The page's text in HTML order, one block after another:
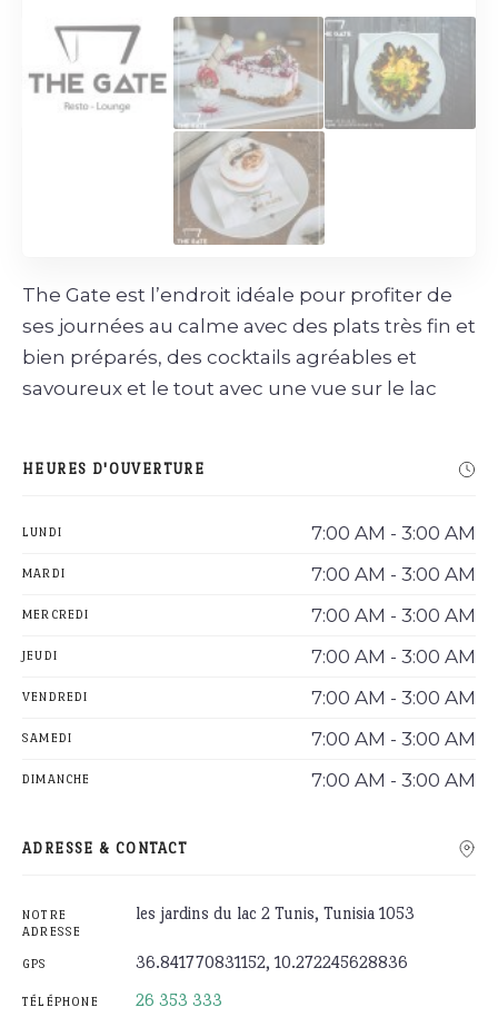
The Gate est l’endroit idéale pour profiter de
ses journées au calme avec des plats très fin et
bien préparés, des cocktails agréables et
savoureux et le tout avec une vue sur le lac
HEURES D'OUVERTURE
LUNDI 7:00 AM - 3:00 AM
MARDI 7:00 AM - 3:00 AM
MERCREDI 7:00 AM - 3:00 AM
JEUDI 7:00 AM - 3:00 AM
VENDREDI 7:00 AM - 3:00 AM
SAMEDI 7:00 AM - 3:00 AM
DIMANCHE 7:00 AM - 3:00 AM
ADRESSE & CONTACT
NOTRE
ADRESSE
les jardins du lac 2 Tunis, Tunisia 1053
GPS 36.841770831152, 10.272245628836
TÉLÉPHONE 26 353 333